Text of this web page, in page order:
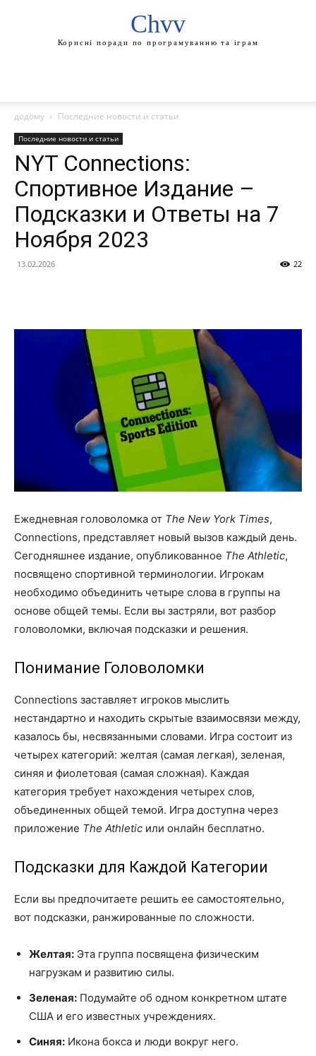
Chvv
Корисні поради по програмуванню та іграм
додому Последние новости и статьи
Последние новости и статьи
NYT Connections:
Спортивное Издание –
Подсказки и Ответы на 7
Ноября 2023
13.02.2026 22
Ежедневная головоломка от The New York Times,
Connections, представляет новый вызов каждый день.
Сегодняшнее издание, опубликованное The Athletic,
посвящено спортивной терминологии. Игрокам
необходимо объединить четыре слова в группы на
основе общей темы. Если вы застряли, вот разбор
головоломки, включая подсказки и решения.
Понимание Головоломки
Connections заставляет игроков мыслить
нестандартно и находить скрытые взаимосвязи между,
казалось бы, несвязанными словами. Игра состоит из
четырех категорий: желтая (самая легкая), зеленая,
синяя и фиолетовая (самая сложная). Каждая
категория требует нахождения четырех слов,
объединенных общей темой. Игра доступна через
приложение The Athletic или онлайн бесплатно.
Подсказки для Каждой Категории
Если вы предпочитаете решить ее самостоятельно,
вот подсказки, ранжированные по сложности.
Желтая: Эта группа посвящена физическим
нагрузкам и развитию силы.
Зеленая: Подумайте об одном конкретном штате
США и его известных учреждениях.
Синяя: Икона бокса и люди вокруг него.